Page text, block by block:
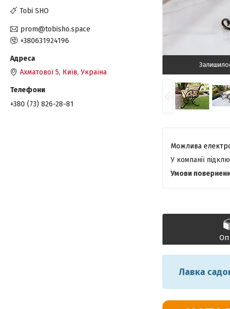
У компанії
Лавка
Tobi SHO
prom@tobisho.space
+380631924196
Ахматової 5, Київ, Україна
+380 (73) 826-28-81